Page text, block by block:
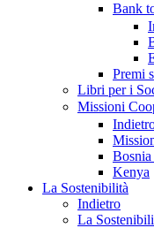
Bank
Premi
Libri per i
Missioni
Bosnia
Kenya
La Sostenibilità
Indietro
La